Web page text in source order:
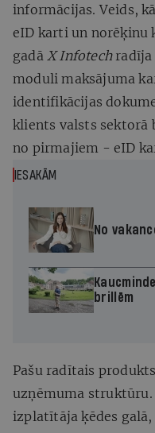
informācijas. Veids,
eID karti un norēķinu
gadā X Infotechradīja
moduli maksājuma
identifikācijas
klients valsts sektorā
no pirmajiem - eID
IESAKĀM
No
brillēm
Pašu radītais
uzņēmuma struktūru.
izplatītāja ķēdes